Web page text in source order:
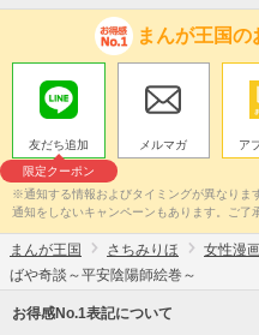
まんが王国の
友だち追加
限定クーポン
メルマガ ア
※通知する情報およびタイミングが異なり
通知をしないキャンペーンもあります。ご了
まんが王国 さちみりほ 女性漫
ばや奇談～平安陰陽師絵巻～
お得感No.1表記について